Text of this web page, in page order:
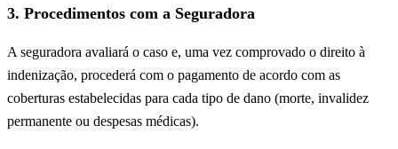
3. Procedimentos com a Seguradora
A seguradora avaliará o caso e, uma vez comprovado o direito à
indenização, procederá com o pagamento de acordo com as
coberturas estabelecidas para cada tipo de dano (morte, invalidez
permanente ou despesas médicas).